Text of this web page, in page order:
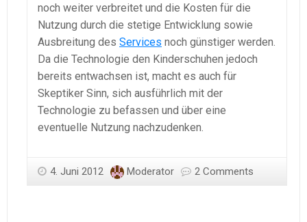
noch weiter verbreitet und die Kosten für die
Nutzung durch die stetige Entwicklung sowie
Ausbreitung des Services noch günstiger werden.
Da die Technologie den Kinderschuhen jedoch
bereits entwachsen ist, macht es auch für
Skeptiker Sinn, sich ausführlich mit der
Technologie zu befassen und über eine
eventuelle Nutzung nachzudenken.
4. Juni 2012 Moderator 2 Comments